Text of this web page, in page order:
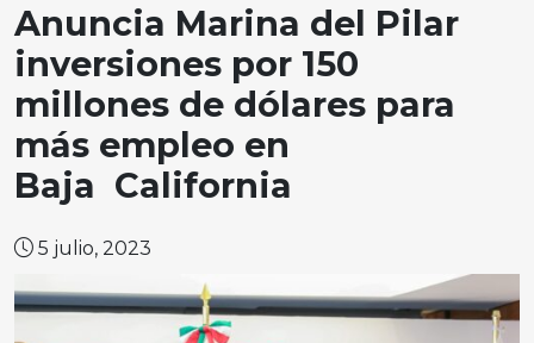
Anuncia Marina del Pilar
inversiones por 150
millones de dólares para
más empleo en
Baja California
5 julio, 2023